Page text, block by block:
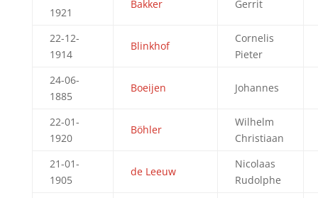
1921
Bakker Gerrit
22-12-
1914
Blinkhof
Cornelis
Pieter
24-06-
1885
Boeijen Johannes
22-01-
1920
Böhler
Wilhelm
Christiaan
21-01-
1905
de Leeuw
Nicolaas
Rudolphe